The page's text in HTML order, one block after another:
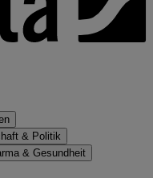
& Politik
& Gesundheit